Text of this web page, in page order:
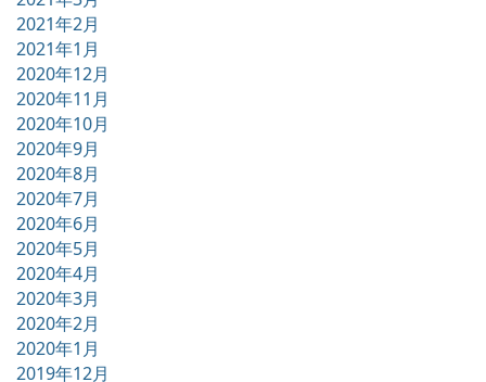
2021年2月
2021年1月
2020年12月
2020年11月
2020年10月
2020年9月
2020年8月
2020年7月
2020年6月
2020年5月
2020年4月
2020年3月
2020年2月
2020年1月
2019年12月